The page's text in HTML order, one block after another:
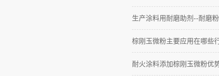
生产涂料用耐磨助剂--耐磨粉
棕刚玉微粉主要应用在哪些
耐火涂料添加棕刚玉微粉优